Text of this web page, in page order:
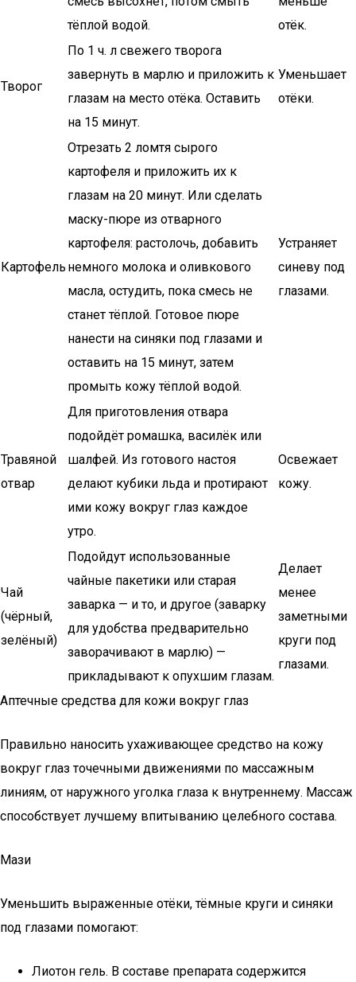
тёплой водой.
отёк.
Творог
По 1 ч. л свежего творога
завернуть в марлю и приложить к
глазам на место отёка. Оставить
на 15 минут.
Уменьшает
отёки.
Картофель
Отрезать 2 ломтя сырого
картофеля и приложить их к
глазам на 20 минут. Или сделать
маску-пюре из отварного
картофеля: растолочь, добавить
немного молока и оливкового
масла, остудить, пока смесь не
станет тёплой. Готовое пюре
нанести на синяки под глазами и
оставить на 15 минут, затем
промыть кожу тёплой водой.
Устраняет
синеву под
глазами.
Травяной
отвар
Для приготовления отвара
подойдёт ромашка, василёк или
шалфей. Из готового настоя
делают кубики льда и протирают
ими кожу вокруг глаз каждое
утро.
Освежает
кожу.
Чай
(чёрный,
зелёный)
Подойдут использованные
чайные пакетики или старая
заварка — и то, и другое (заварку
для удобства предварительно
заворачивают в марлю) —
прикладывают к опухшим глазам.
Делает
менее
заметными
круги под
глазами.
Аптечные средства для кожи вокруг глаз
Правильно наносить ухаживающее средство на кожу
вокруг глаз точечными движениями по массажным
линиям, от наружного уголка глаза к внутреннему. Массаж
способствует лучшему впитыванию целебного состава.
Мази
Уменьшить выраженные отёки, тёмные круги и синяки
под глазами помогают:
Лиотон гель. В составе препарата содержится